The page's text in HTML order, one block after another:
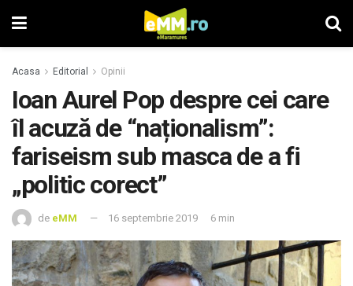
Acasa Editorial Opinii
Ioan Aurel Pop despre cei care
îl acuză de “naționalism”:
fariseism sub masca de a fi
„politic corect”
de eMM 16 septembrie 2019 6 min